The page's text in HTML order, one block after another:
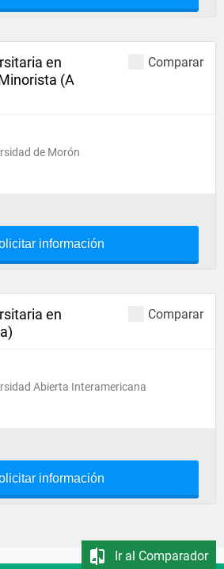
Comparar
en
(A
de Morón
información
Comparar
en
Abierta Interamericana
información
Ir al Comparador